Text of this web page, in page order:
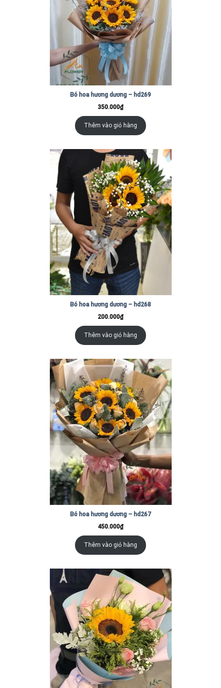
Bó hoa hương dương – hd269
350.000₫
Thêm vào giỏ hàng
Bó hoa hương dương – hd268
200.000₫
Thêm vào giỏ hàng
Bó hoa hương dương – hd267
450.000₫
Thêm vào giỏ hàng